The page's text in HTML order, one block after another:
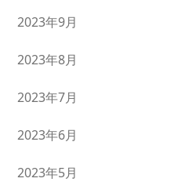
2023年9月
2023年8月
2023年7月
2023年6月
2023年5月